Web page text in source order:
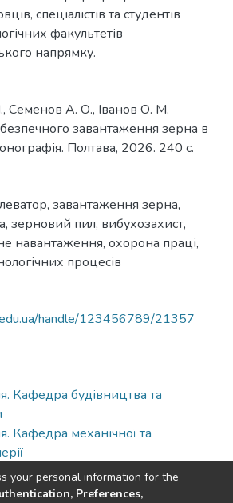
спеціалістів та студентів
факультетів
напрямку.
Семенов А. О., Іванов О. М.
завантаження зерна в
Полтава, 2026. 240 с.
, завантаження зерна,
, зерновий пил, вибухозахист,
навантаження, охорона праці,
процесів
handle/123456789/21357
Кафедра будівництва та
Кафедра механічної та
your personal information for the
Preferences,